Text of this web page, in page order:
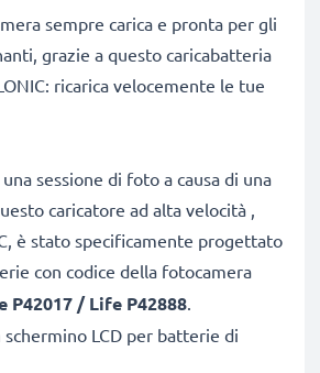
sempre carica e pronta per gli
grazie a questo caricabatteria
ricarica velocemente le tue
sessione di foto a causa di una
caricatore ad alta velocità ,
è stato specificamente progettato
con codice della fotocamera
P42017 / Life P42888.
schermino LCD per batterie di